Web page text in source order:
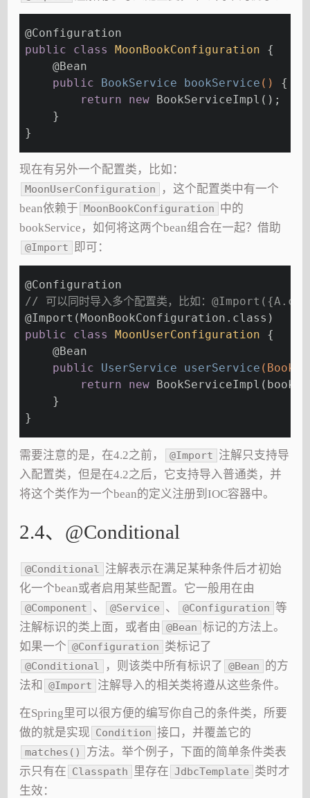
@Configuration
public
class MoonBookConfiguration
{
@Bean
public BookService bookService ()
{
return
new BookServiceImpl();
    }
}
现在有另外一个配置类，比如：
MoonUserConfiguration
，这个配置类中有一个
bean依赖于 MoonBookConfiguration 中的
bookService，如何将这两个bean组合在一起？借助
@Import 即可：
@Configuration
// 可以同时导入多个配置类，比如：
@Import (MoonBookConfiguration.class)
public
class MoonUserConfiguration
{
@Bean
public UserService userService
return
new
    }
}
需要注意的是，在4.2之前， @Import 注解只支持导
入配置类，但是在4.2之后，它支持导入普通类，并
将这个类作为一个bean的定义注册到IOC容器中。
2.4、@Conditional
@Conditional 注解表示在满足某种条件后才初始
化一个bean或者启用某些配置。它一般用在由
@Component 、 @Service 、 @Configuration 等
注解标识的类上面，或者由 @Bean 标记的方法上。
如果一个 @Configuration 类标记了
@Conditional ，则该类中所有标识了 @Bean 的方
法和
@Import 注解导入的相关类将遵从这些条件。
在Spring里可以很方便的编写你自己的条件类，所要
做的就是实现 Condition 接口，并覆盖它的
matches()
方法。举个例子，下面的简单条件类表
示只有在 Classpath 里存在 JdbcTemplate 类时才
生效：